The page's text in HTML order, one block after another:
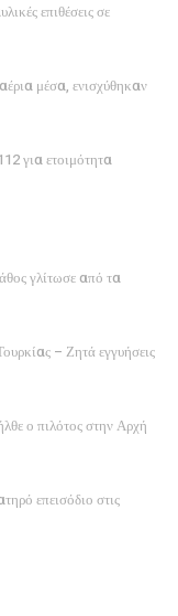
επιθέσεις σε
μέσα, ενισχύθηκαν
για ετοιμότητα
γλίτωσε από τα
– Ζητά εγγυήσεις
ο πιλότος στην Αρχή
επεισόδιο στις